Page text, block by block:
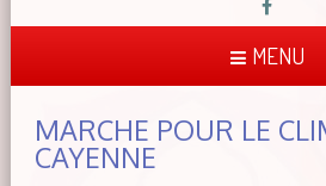
MENU
MARCHE POUR LE
CAYENNE